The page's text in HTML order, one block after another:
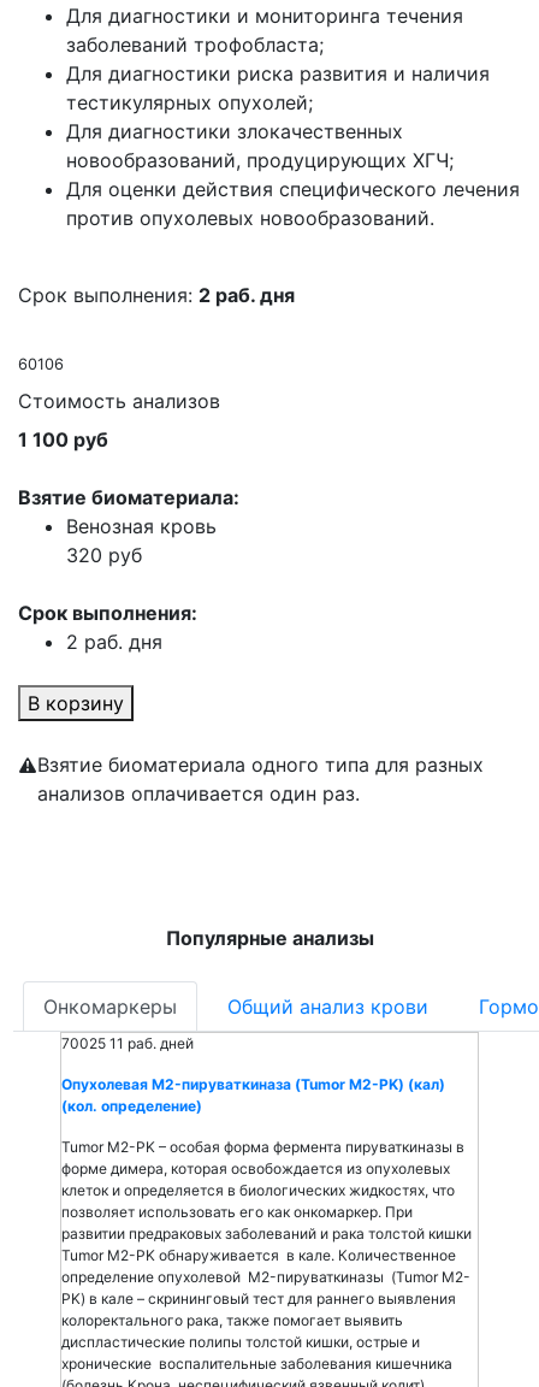
Для диагностики и мониторинга течения
заболеваний трофобласта;
Для диагностики риска развития и наличия
тестикулярных опухолей;
Для диагностики злокачественных
новообразований, продуцирующих ХГЧ;
Для оценки действия специфического лечения
против опухолевых новообразований.
Срок выполнения: 2 раб. дня
60106
Стоимость анализов
1 100 руб
Взятие биоматериала:
Венозная кровь
320 руб
Срок выполнения:
2 раб. дня
В корзину
Взятие биоматериала одного типа для разных
анализов оплачивается один раз.
Популярные анализы
Онкомаркеры Общий анализ крови
70025 11 раб. дней
Опухолевая M2-пируваткиназа (Tumor M2-PK) (кал)
(кол. определение)
Tumor M2-PK – особая форма фермента пируваткиназы в
форме димера, которая освобождается из опухолевых
клеток и определяется в биологических жидкостях, что
позволяет использовать его как онкомаркер. При
развитии предраковых заболеваний и рака толстой кишки
Tumor M2-PK обнаруживается в кале. Количественное
определение опухолевой M2-пируваткиназы (Tumor M2-
PK) в кале – скрининговый тест для раннего выявления
колоректального рака, также помогает выявить
диспластические полипы толстой кишки, острые и
хронические воспалительные заболевания кишечника